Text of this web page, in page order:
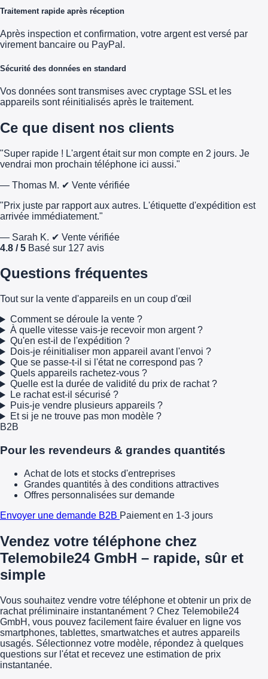
Traitement rapide après réception
Après inspection et confirmation, votre argent est versé par
virement bancaire ou PayPal.
Sécurité des données en standard
Vos données sont transmises avec cryptage SSL et les
appareils sont réinitialisés après le traitement.
Ce que disent nos clients
"Super rapide ! L'argent était sur mon compte en 2 jours. Je
vendrai mon prochain téléphone ici aussi."
— Thomas M. ✔ Vente vérifiée
"Prix juste par rapport aux autres. L'étiquette d'expédition est
arrivée immédiatement."
— Sarah K. ✔ Vente vérifiée
4.8 / 5 Basé sur 127 avis
Questions fréquentes
Tout sur la vente d'appareils en un coup d'œil
Comment se déroule la vente ?
À quelle vitesse vais-je recevoir mon argent ?
Qu'en est-il de l'expédition ?
Dois-je réinitialiser mon appareil avant l'envoi ?
Que se passe-t-il si l'état ne correspond pas ?
Quels appareils rachetez-vous ?
Quelle est la durée de validité du prix de rachat ?
Le rachat est-il sécurisé ?
Puis-je vendre plusieurs appareils ?
Et si je ne trouve pas mon modèle ?
B2B
Pour les revendeurs & grandes quantités
Achat de lots et stocks d'entreprises
Grandes quantités à des conditions attractives
Offres personnalisées sur demande
Envoyer une demande B2B Paiement en 1-3 jours
Vendez votre téléphone chez
Telemobile24 GmbH – rapide, sûr et
simple
Vous souhaitez vendre votre téléphone et obtenir un prix de
rachat préliminaire instantanément ? Chez Telemobile24
GmbH, vous pouvez facilement faire évaluer en ligne vos
smartphones, tablettes, smartwatches et autres appareils
usagés. Sélectionnez votre modèle, répondez à quelques
questions sur l'état et recevez une estimation de prix
instantanée.